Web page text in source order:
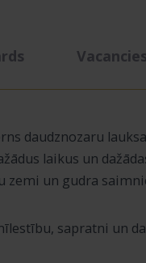
Vacancies
daudznozaru
laikus un
zemi un gudra
sapratni un